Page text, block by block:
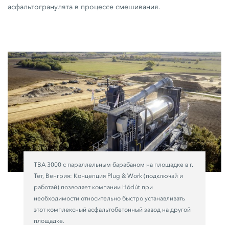
асфальтогранулята в процессе смешивания.
TBA 3000 с параллельным барабаном на площадке в г.
Тет, Венгрия: Концепция Plug & Work(подключай и
работай) позволяет компании Hódút при
необходимости относительно быстро устанавливать
этот комплексный асфальтобетонный завод на другой
площадке.